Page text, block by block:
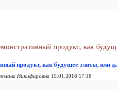
продукт, как
продукт, как будущее элиты, или
Никифировна 19.01.2016 17:18